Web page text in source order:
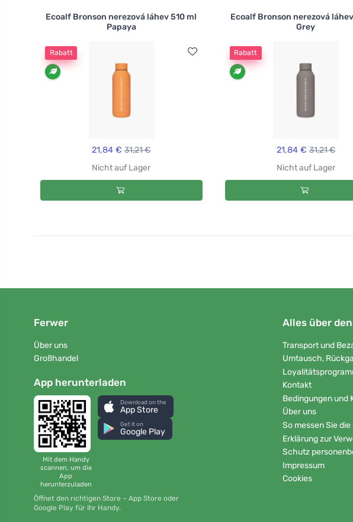
Ecoalf Bronson nerezová láhev 510 ml
Papaya
Rabatt
21,84 € 31,21 €
Nicht auf Lager
Ecoalf Bronson nerezová
Grey
Rabatt
21,84 € 31,21 €
Nicht auf Lager
Ferwer
Über uns
Großhandel
App herunterladen
Mit dem Handy
scannen, um die
App
herunterzuladen
Download on the
App Store
Get it on
Google Play
Öffnet den richtigen Store – App Store oder
Google Play für Ihr Handy.
Alles über
Transport und
Umtausch,
Kontakt
Bedingungen und
Über uns
So messen Sie
Erklärung zur
Schutz
Impressum
Cookies